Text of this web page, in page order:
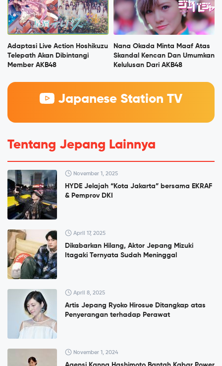
Adaptasi Live Action Hoshikuzu
Telepath Akan Dibintangi
Member AKB48
Nana Okada Minta Maaf Atas
Skandal Kencan Dan Umumkan
Kelulusan Dari AKB48
Japanese Station TV
Tentang Jepang Lainnya
November 1, 2025
HYDE Jelajah “Kota Jakarta” bersama EKRAF
& Pemprov DKI
April 17, 2025
Dikabarkan Hilang, Aktor Jepang Mizuki
Itagaki Ternyata Sudah Meninggal
April 8, 2025
Artis Jepang Ryoko Hirosue Ditangkap atas
Penyerangan terhadap Perawat
November 1, 2024